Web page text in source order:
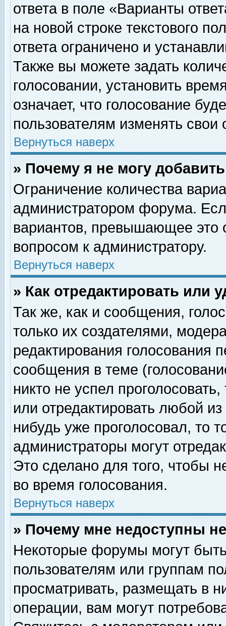
ответа в поле «Варианты
на новой строке текстового
ответа ограничено и
Также вы можете задать
голосовании, установить
означает, что голосование
пользователям изменять свои
Вернуться наверх
» Почему я не могу
Ограничение количества
администратором форума.
вариантов, превышающее это
вопросом к администратору.
Вернуться наверх
» Как отредактировать или
Так же, как и сообщения,
только их создателями,
редактирования голосования
сообщения в теме
никто не успел
или отредактировать любой
нибудь уже проголосовал, то
администраторы могут
Это сделано для того, чтобы
во время голосования.
Вернуться наверх
» Почему мне недоступны
Некоторые форумы могут
пользователям или группам
просматривать, размещать в
операции, вам могут